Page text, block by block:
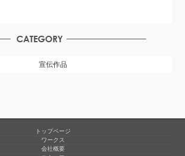
宣伝作品
トップページ
ワークス
会社概要